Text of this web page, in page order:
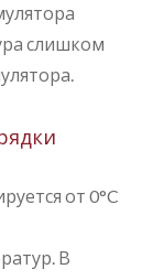
слишком
от 0°C
В